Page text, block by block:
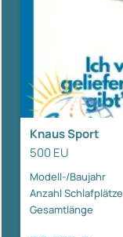
Knaus Sport
500 EU
Modell-/Baujahr
Anzahl Schlafplätze
Gesamtlänge